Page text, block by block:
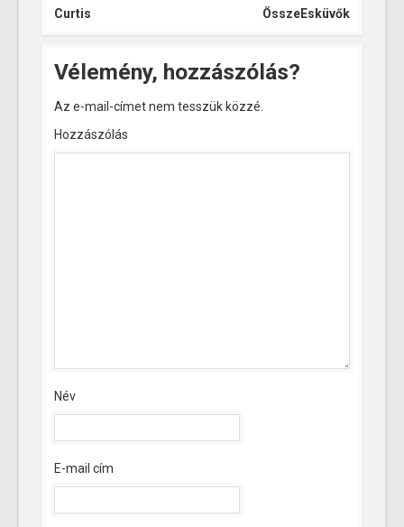
Curtis ÖsszeEsküvők
Vélemény, hozzászólás?
Az e-mail-címet nem tesszük közzé.
Hozzászólás
Név
E-mail cím